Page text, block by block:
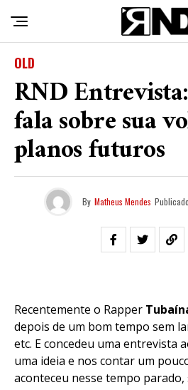
OLD
RND
fala sobre sua
planos futuros
By Matheus Mendes Publicado
Recentemente o Rapper
depois de um bom tempo sem
etc. E concedeu uma entrevista
uma ideia e nos contar um
aconteceu nesse tempo